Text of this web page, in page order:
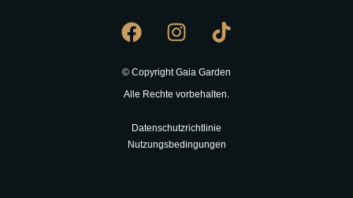
© Copyright Gaia Garden
Alle Rechte vorbehalten.
Datenschutzrichtlinie
Nutzungsbedingungen